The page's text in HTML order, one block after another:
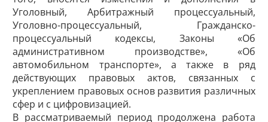
Уголовный, Арбитражный процессуальный,
Уголовно-процессуальный, Гражданско-
процессуальный кодексы, Законы «Об
административном производстве», «Об
автомобильном транспорте», а также в ряд
действующих правовых актов, связанных с
укреплением правовых основ развития различных
сфер и с цифровизацией.
В рассматриваемый период продолжена работа